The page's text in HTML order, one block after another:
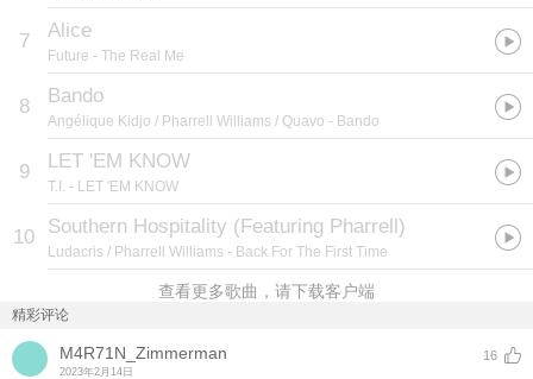
7 Alice
Future - The Real Me
8 Bando
Angélique Kidjo / Pharrell Williams / Quavo - Bando
9 LET 'EM KNOW
T.I. - LET 'EM KNOW
10 Southern Hospitality (Featuring Pharrell)
Ludacris / Pharrell Williams - Back For The First Time
查看更多歌曲，请下载客户端
精彩评论
M4R71N_Zimmerman
2023年2月14日
16